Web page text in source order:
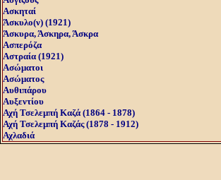
Ασκηταί
Άσκυλο(ν) (1921)
Άσκυρα, Άσκηρα, Άσκρα
Ασπερόζα
Αστραία (1921)
Ασώματοι
Ασώματος
Αυθιπάρου
Αυξεντίου
Αχή Τσελεμπή Καζά (1864 - 1878)
Αχή Τσελεμπή Καζάς (1878 - 1912)
Αχλαδιά